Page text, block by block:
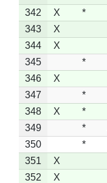
342
X *
343
X
344
X
345
*
346
X
347
*
348
X *
349
*
350
*
351
X
352
X